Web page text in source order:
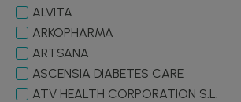
ALVITA
ARKOPHARMA
ARTSANA
ASCENSIA DIABETES CARE
ATV HEALTH CORPORATION S.L.